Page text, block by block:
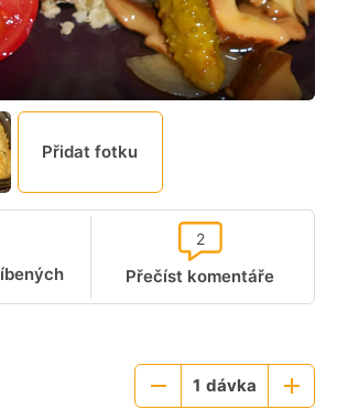
Přidat fotku
Přečíst komentáře
2
Menší
1 dávka
Větší